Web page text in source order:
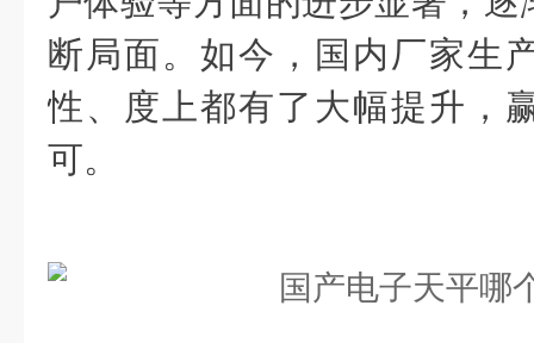
断局面。如今，国内厂家生
性、度上都有了大幅提升，
可。